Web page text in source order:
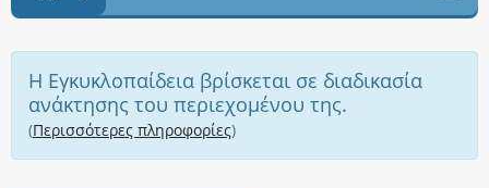
Η Εγκυκλοπαίδεια βρίσκεται σε διαδικασία
ανάκτησης του περιεχομένου της.
(Περισσότερες πληροφορίες)